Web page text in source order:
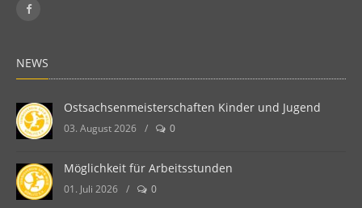
NEWS
Ostsachsenmeisterschaften Kinder und Jugend
03. August 2026 / 0
Möglichkeit für Arbeitsstunden
01. Juli 2026 / 0